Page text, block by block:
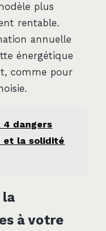
plus
rentable.
annuelle
énergétique
comme pour
4 dangers
et la solidité
la
à votre